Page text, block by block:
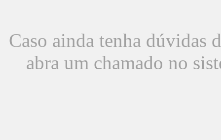
Caso ainda tenha dúvidas
abra um chamado no